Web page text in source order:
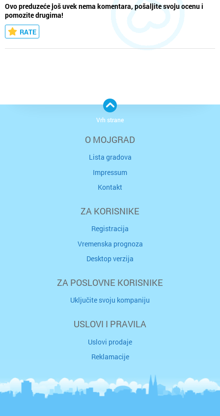
Ovo preduzeće još uvek nema komentara, pošaljite svoju ocenu i
pomozite drugima!
RATE
O MOJGRAD
Lista gradova
Impressum
Kontakt
ZA KORISNIKE
Registracija
Vremenska prognoza
Desktop verzija
ZA POSLOVNE KORISNIKE
Uključite svoju kompaniju
USLOVI I PRAVILA
Uslovi prodaje
Reklamacije
Vrh strane